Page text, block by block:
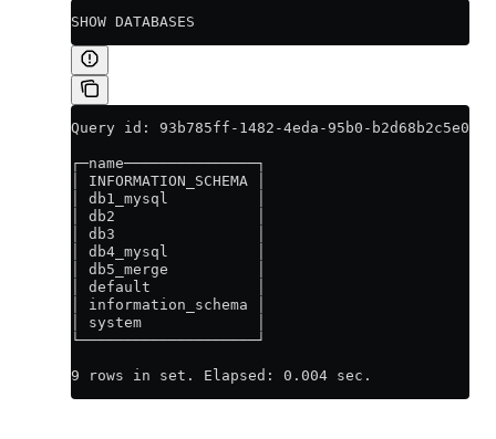
SHOW DATABASES
Query id: 93b785ff-1482-4eda-95b0-b2d68b2c5e0f
┌─name───────────────┐
│ INFORMATION_SCHEMA │
│ db1_mysql          │
│ db2                │
│ db3                │
│ db4_mysql          │
│ db5_merge          │
│ default            │
│ information_schema │
│ system             │
└────────────────────┘
9 rows in set. Elapsed: 0.004 sec.